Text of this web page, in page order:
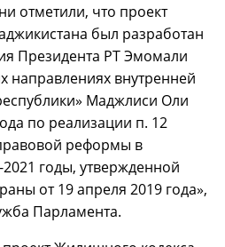
отметили, что проект
был разработан
Президента РТ Эмомали
направлениях внутренней
Маджлиси Оли
по реализации п. 12
реформы в
годы, утвержденной
от 19 апреля 2019 года»,
Парламента.